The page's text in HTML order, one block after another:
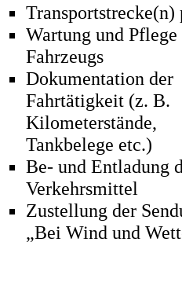
Transportstrecke(n)
Wartung und Pflege
Fahrzeugs
Dokumentation der
Fahrtätigkeit (z. B.
Kilometerstände,
Tankbelege etc.)
Be- und Entladung
Verkehrsmittel
Zustellung der
„Bei Wind und